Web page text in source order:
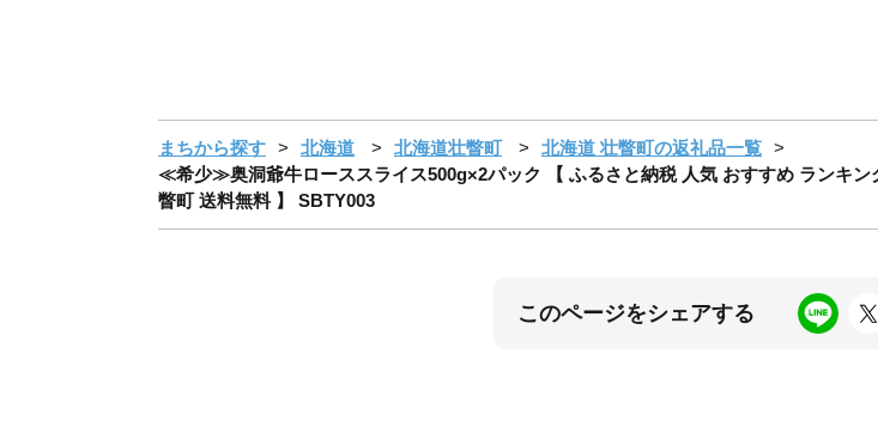
まちから探す 北海道 北海道壮瞥町
北海道 壮瞥町の返礼品一覧
≪希少≫奥洞爺牛ローススライス500g×2パック 【 ふるさと納税 人気 おすすめ ランキ
瞥町 送料無料 】 SBTY003
このページをシェアする